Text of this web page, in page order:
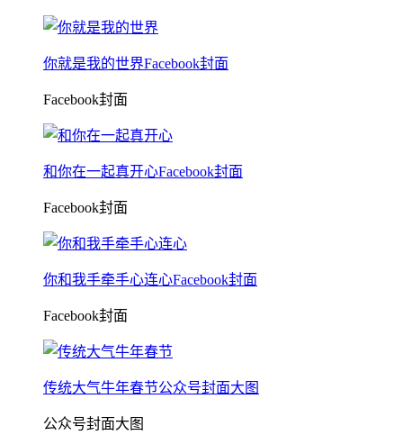
你就是我的世界Facebook封面
Facebook封面
和你在一起真开心Facebook封面
Facebook封面
你和我手牵手心连心Facebook封面
Facebook封面
传统大气牛年春节公众号封面大图
公众号封面大图